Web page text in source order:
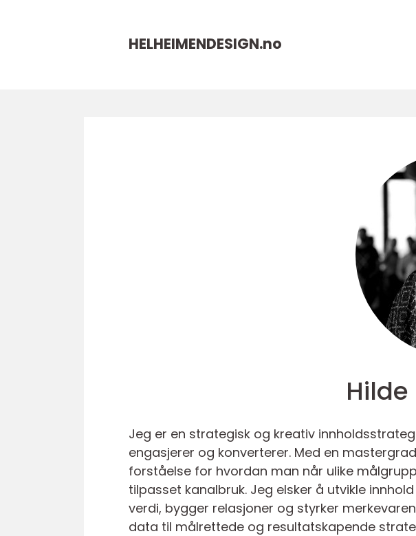
HELHEIMENDESIGN.no
Hilde
Jeg er en strategisk og kreativ
engasjerer og konverterer. Med en
forståelse for hvordan man når ulike
tilpasset kanalbruk. Jeg elsker å utvikle
verdi, bygger relasjoner og styrker
data til målrettede og resultatskapende